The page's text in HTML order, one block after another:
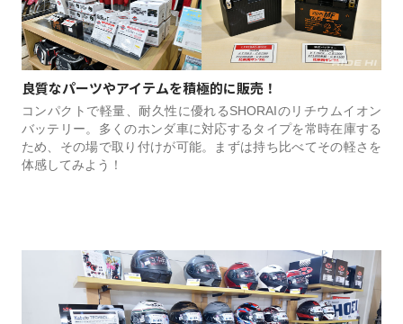
良質なパーツやアイテムを積極的に販売！
コンパクトで軽量、耐久性に優れるSHORAIのリチウムイオン
バッテリー。多くのホンダ車に対応するタイプを常時在庫する
ため、その場で取り付けが可能。まずは持ち比べてその軽さを
体感してみよう！